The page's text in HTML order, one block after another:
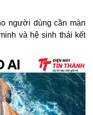
người dùng cần màn
và hệ sinh thái kết